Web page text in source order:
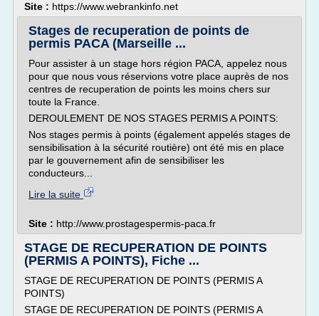
Site : https://www.webrankinfo.net
Stages de recuperation de points de
permis PACA (Marseille ...
Pour assister à un stage hors région PACA, appelez nous
pour que nous vous réservions votre place auprès de nos
centres de recuperation de points les moins chers sur
toute la France.
DEROULEMENT DE NOS STAGES PERMIS A POINTS:
Nos stages permis à points (également appelés stages de
sensibilisation à la sécurité routière) ont été mis en place
par le gouvernement afin de sensibiliser les
conducteurs...
Lire la suite
Site : http://www.prostagespermis-paca.fr
STAGE DE RECUPERATION DE POINTS
(PERMIS A POINTS), Fiche ...
STAGE DE RECUPERATION DE POINTS (PERMIS A
POINTS)
STAGE DE RECUPERATION DE POINTS (PERMIS A